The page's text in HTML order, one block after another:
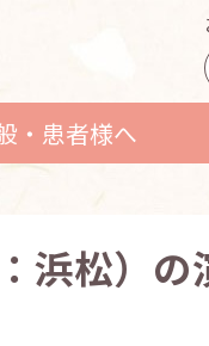
・患者様へ
浜松）の